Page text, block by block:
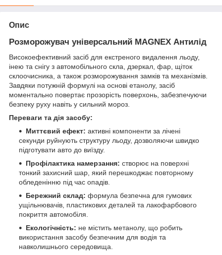
Опис
Розморожувач універсальний MAGNEX Антилід
Високоефективний засіб для екстреного видалення льоду,
інею та снігу з автомобільного скла, дзеркал, фар, щіток
склоочисника, а також розморожування замків та механізмів.
Завдяки потужній формулі на основі етанолу, засіб
моментально повертає прозорість поверхонь, забезпечуючи
безпеку руху навіть у сильний мороз.
Переваги та дія засобу:
Миттєвий ефект: активні компоненти за лічені
секунди руйнують структуру льоду, дозволяючи швидко
підготувати авто до виїзду.
Профілактика намерзання: створює на поверхні
тонкий захисний шар, який перешкоджає повторному
обледенінню під час опадів.
Бережний склад: формула безпечна для гумових
ущільнювачів, пластикових деталей та лакофарбового
покриття автомобіля.
Екологічність: не містить метанолу, що робить
використання засобу безпечним для водія та
навколишнього середовища.